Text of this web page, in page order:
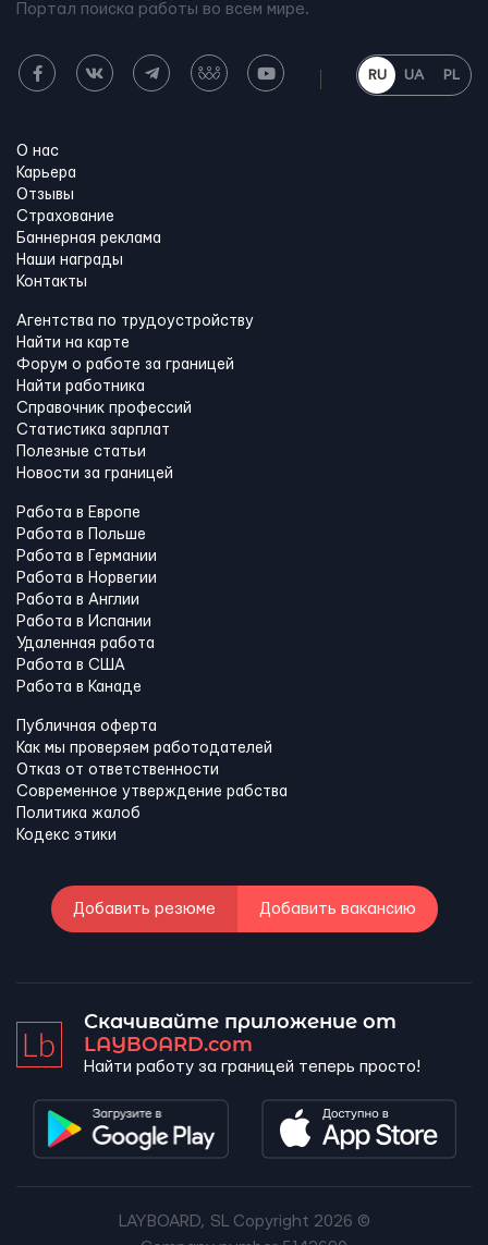
Портал поиска работы во всем мире.
RU UA PL
О нас
Карьера
Отзывы
Страхование
Баннерная реклама
Наши награды
Контакты
Агентства по трудоустройству
Найти на карте
Форум о работе за границей
Найти работника
Справочник профессий
Статистика зарплат
Полезные статьи
Новости за границей
Работа в Европе
Работа в Польше
Работа в Германии
Работа в Норвегии
Работа в Англии
Работа в Испании
Удаленная работа
Работа в США
Работа в Канадe
Публичная оферта
Как мы проверяем работодателей
Отказ от ответственности
Современное утверждение рабства
Политика жалоб
Кодекс этики
Добавить резюме Добавить вакансию
Скачивайте приложение от
LAYBOARD.com
Найти работу за границей теперь просто!
LAYBOARD, SL Copyright 2026 ©